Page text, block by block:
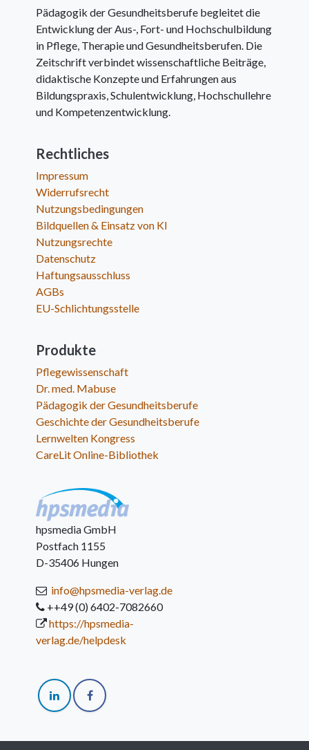
Pädagogik der Gesundheitsberufe begleitet die
Entwicklung der Aus-, Fort- und Hochschulbildung
in Pflege, Therapie und Gesundheitsberufen. Die
Zeitschrift verbindet wissenschaftliche Beiträge,
didaktische Konzepte und Erfahrungen aus
Bildungspraxis, Schulentwicklung, Hochschullehre
und Kompetenzentwicklung.
Rechtliches
Impressum
Widerrufsrecht
Nutzungsbedingungen
Bildquellen & Einsatz von KI
Nutzungsrechte
Datenschutz
Haftungsausschluss
AGBs
EU-Schlichtungsstelle
Produkte
Pflegewissenschaft
Dr. med. Mabuse
Pädagogik der Gesundheitsberufe
Geschichte der Gesundheitsberufe
Lernwelten Kongress
CareLit Online-Bibliothek
hpsmedia GmbH
Postfach 1155
D-35406 Hungen
info@hpsmedia-verlag.de
++49 (0) 6402-7082660
https://hpsmedia-
verlag.de/helpdesk